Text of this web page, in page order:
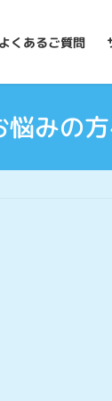
よくあるご質問
みの